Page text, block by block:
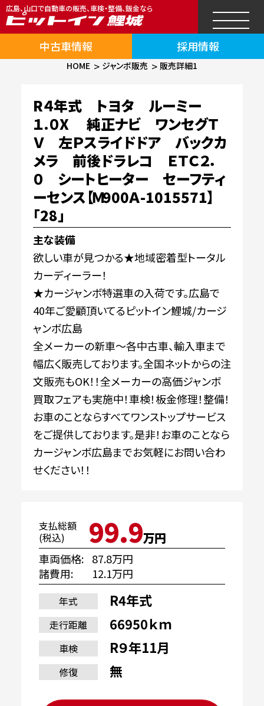
広島、山口で自動車の販売、車検・整備、鈑金なら
中古車情報 採用情報
HOME ジャンボ販売 販売詳細1
R４年式 トヨタ ルーミー
１.０X 純正ナビ ワンセグＴ
Ｖ 左Ｐスライドドア バックカ
メラ 前後ドラレコ ＥＴＣ２．
０ シートヒーター セーフティ
ーセンス【Ｍ900Ａ-1015571】
「28」
主な装備
欲しい車が見つかる★地域密着型トータル
カーディーラー！
★カージャンボ特選車の入荷です。広島で
40年ご愛顧頂いてるピットイン鯉城/カージ
ャンボ広島
全メーカーの新車～各中古車、輸入車まで
幅広く販売しております。全国ネットからの注
文販売もOK！！全メーカーの高価ジャンボ
買取フェアも実施中！車検！板金修理！整備！
お車のことならすべてワンストップサービス
をご提供しております。是非！お車のことなら
カージャンボ広島までお気軽にお問い合わ
せください！！
支払総額
(税込)
99.9万円
車両価格
87.8万円
諸費用
12.1万円
年式 R4年式
走行距離 66950ｋｍ
車検 R９年11月
修復 無